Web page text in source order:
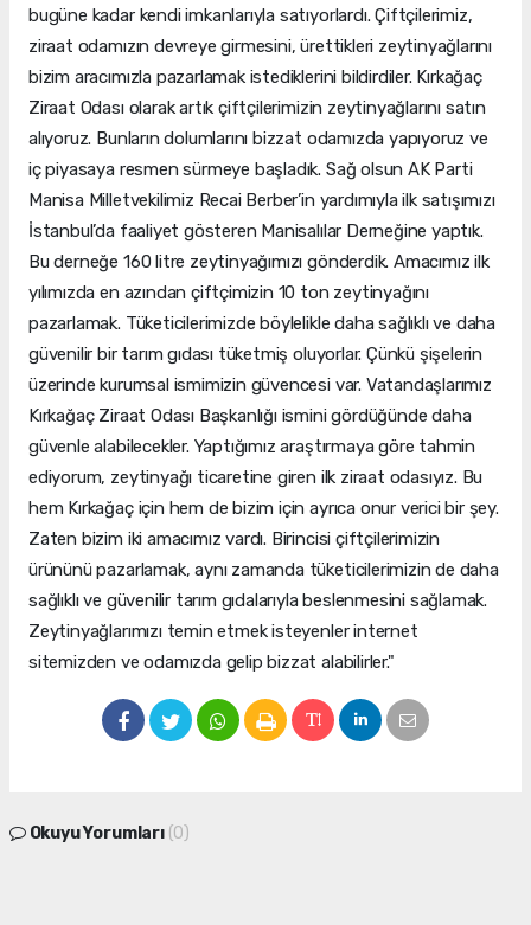
bugüne kadar kendi imkanlarıyla satıyorlardı. Çiftçilerimiz,
ziraat odamızın devreye girmesini, ürettikleri zeytinyağlarını
bizim aracımızla pazarlamak istediklerini bildirdiler. Kırkağaç
Ziraat Odası olarak artık çiftçilerimizin zeytinyağlarını satın
alıyoruz. Bunların dolumlarını bizzat odamızda yapıyoruz ve
iç piyasaya resmen sürmeye başladık. Sağ olsun AK Parti
Manisa Milletvekilimiz Recai Berber’in yardımıyla ilk satışımızı
İstanbul’da faaliyet gösteren Manisalılar Derneğine yaptık.
Bu derneğe 160 litre zeytinyağımızı gönderdik. Amacımız ilk
yılımızda en azından çiftçimizin 10 ton zeytinyağını
pazarlamak. Tüketicilerimizde böylelikle daha sağlıklı ve daha
güvenilir bir tarım gıdası tüketmiş oluyorlar. Çünkü şişelerin
üzerinde kurumsal ismimizin güvencesi var. Vatandaşlarımız
Kırkağaç Ziraat Odası Başkanlığı ismini gördüğünde daha
güvenle alabilecekler. Yaptığımız araştırmaya göre tahmin
ediyorum, zeytinyağı ticaretine giren ilk ziraat odasıyız. Bu
hem Kırkağaç için hem de bizim için ayrıca onur verici bir şey.
Zaten bizim iki amacımız vardı. Birincisi çiftçilerimizin
ürününü pazarlamak, aynı zamanda tüketicilerimizin de daha
sağlıklı ve güvenilir tarım gıdalarıyla beslenmesini sağlamak.
Zeytinyağlarımızı temin etmek isteyenler internet
sitemizden ve odamızda gelip bizzat alabilirler."
Okuyu Yorumları (0)